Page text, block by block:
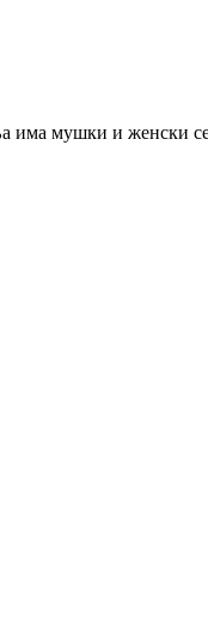
има мушки и женски